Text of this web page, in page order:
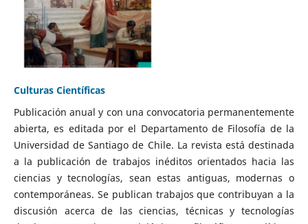
Culturas Científicas
Publicación anual y con una convocatoria permanentemente
abierta, es editada por el Departamento de Filosofía de la
Universidad de Santiago de Chile. La revista está destinada
a la publicación de trabajos inéditos orientados hacia las
ciencias y tecnologías, sean estas antiguas, modernas o
contemporáneas. Se publican trabajos que contribuyan a la
discusión acerca de las ciencias, técnicas y tecnologías